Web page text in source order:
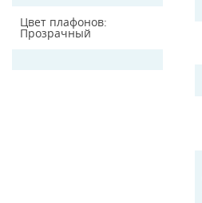
Цвет плафонов
Прозрачный